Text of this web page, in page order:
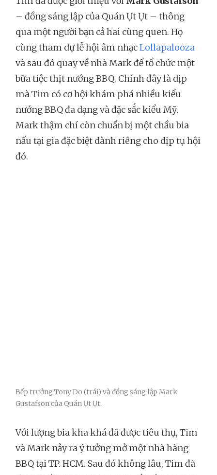
– đồng sáng lập của Quán Ụt Ụt – thông
qua một người bạn cả hai cùng quen. Họ
cùng tham dự lễ hội âm nhạcLollapalooza
và sau đó quay về nhà Mark để tổ chức một
bữa tiệc thịt nướng BBQ. Chính đây là dịp
mà Tim có cơ hội khám phá nhiều kiểu
nướng BBQ đa dạng và đặc sắc kiểu Mỹ.
Mark thậm chí còn chuẩn bị một chầu bia
nấu tại gia đặc biệt dành riêng cho dịp tụ hội
đó.
Bếp trưởng Tony Do (trái) và đồng sáng lập Mark
Gustafson của Quán Ụt Ụt.
Với lượng bia kha khá đã được tiêu thụ, Tim
và Mark nảy ra ý tưởng mở một nhà hàng
BBQ tại TP. HCM. Sau đó không lâu, Tim đã